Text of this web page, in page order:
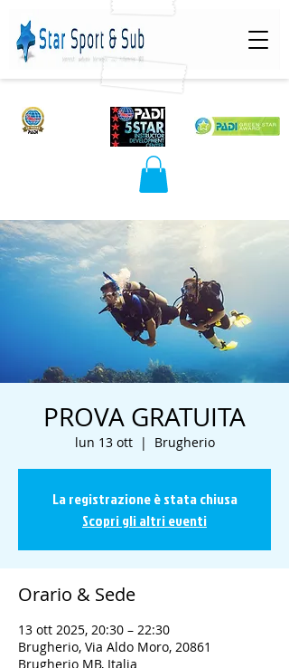
PROVA GRATUITA
lun 13 ott
  |
Brugherio
La registrazione è stata chiusa
Scopri gli altri eventi
Orario & Sede
13 ott 2025, 20:30 – 22:30
Brugherio, Via Aldo Moro, 20861
Brugherio MB, Italia